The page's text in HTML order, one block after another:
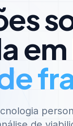
em